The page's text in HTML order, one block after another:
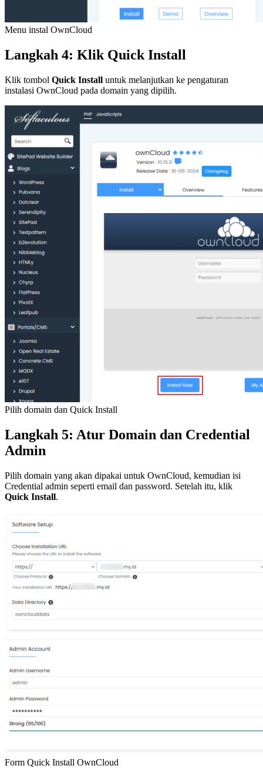
Menu instal OwnCloud
Langkah 4: Klik Quick Install
Klik tombol Quick Install untuk melanjutkan ke pengaturan
instalasi OwnCloud pada domain yang dipilih.
Pilih domain dan Quick Install
Langkah 5: Atur Domain dan Credential
Admin
Pilih domain yang akan dipakai untuk OwnCloud, kemudian isi
Credential admin seperti email dan password. Setelah itu, klik
Quick Install.
Form Quick Install OwnCloud